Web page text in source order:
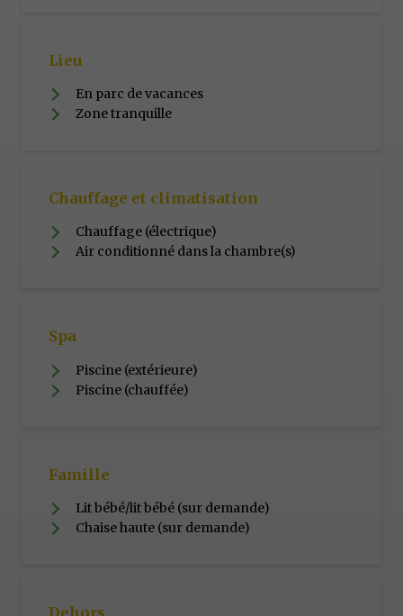
Lieu
En parc de vacances
Zone tranquille
Chauffage et climatisation
Chauffage (électrique)
Air conditionné dans la chambre(s)
Spa
Piscine (extérieure)
Piscine (chauffée)
Famille
Lit bébé/lit bébé (sur demande)
Chaise haute (sur demande)